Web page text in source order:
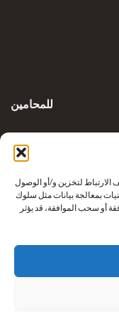
الارتباط لتخزين و/أو الوصول
بمعالجة بيانات مثل سلوك
أو سحب الموافقة، قد يؤثر
للمحامين
من شركة